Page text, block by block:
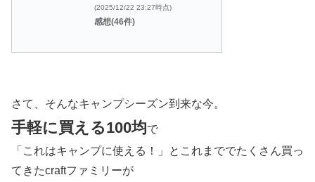
(2025/12/22 23:27時点)
感想(46件)
さて、そんなキャンプシーズン到来な今。
手軽に買える100均で
「これはキャンプに使える！」とこれまででたくさん買っ
てきたcraftファミリーが